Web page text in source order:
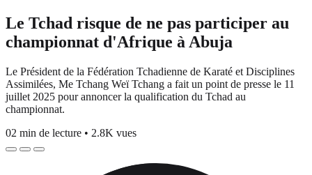
Le Tchad risque de ne pas participer au
championnat d'Afrique à Abuja
Le Président de la Fédération Tchadienne de Karaté et Disciplines
Assimilées, Me Tchang Weï Tchang a fait un point de presse le 11
juillet 2025 pour annoncer la qualification du Tchad au
championnat.
02 min de lecture • 2.8K vues